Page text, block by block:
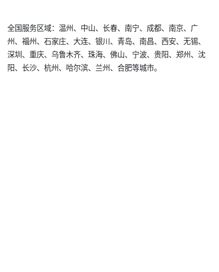
全国服务区域：温州、中山、长春、南宁、成都、南京、广
州、福州、石家庄、大连、银川、青岛、南昌、西安、无锡、
深圳、重庆、乌鲁木齐、珠海、佛山、宁波、贵阳、郑州、沈
阳、长沙、杭州、哈尔滨、兰州、合肥等城市。